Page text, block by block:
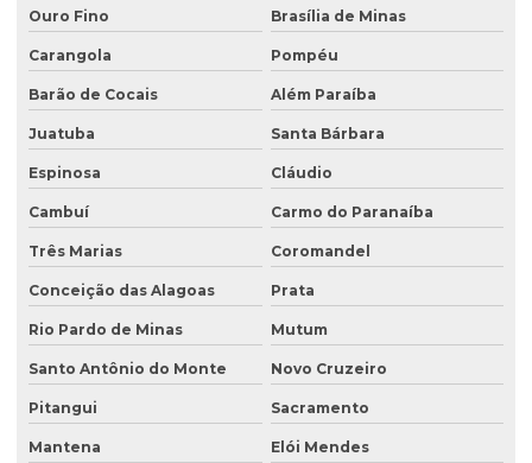
Licenciamento ambiental para atividades agropecuárias
Licenciamento ambiental de atividades rurais
Licenciamento ambiental de barragens
Licenciamento ambiental condomínio residencial
Licenciamento ambiental para construção civil
Licenciamento ambiental para empresas
Licenciamento ambiental de fábricas
Licenciamento ambiental industrial
Licenciamento ambiental para lava jatos
Licenciamento ambiental licença prévia
Ouro Fino Brasília de Minas
Carangola Pompéu
Barão de Cocais Além Paraíba
Juatuba Santa Bárbara
Espinosa Cláudio
Cambuí Carmo do Paranaíba
Três Marias Coromandel
Conceição das Alagoas Prata
Rio Pardo de Minas Mutum
Santo Antônio do Monte Novo Cruzeiro
Pitangui Sacramento
Mantena Elói Mendes